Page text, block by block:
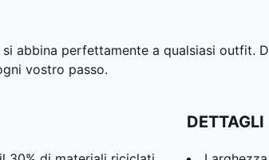
abbina perfettamente a qualsiasi outfit.
vostro passo.
DETTAGLI